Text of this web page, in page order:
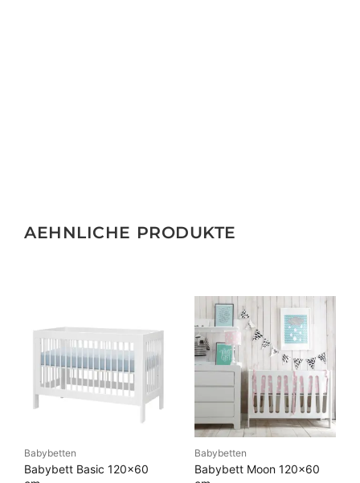
AEHNLICHE PRODUKTE
Babybetten
Babybett Basic 120×60
Babybetten
Babybett Moon 120×60